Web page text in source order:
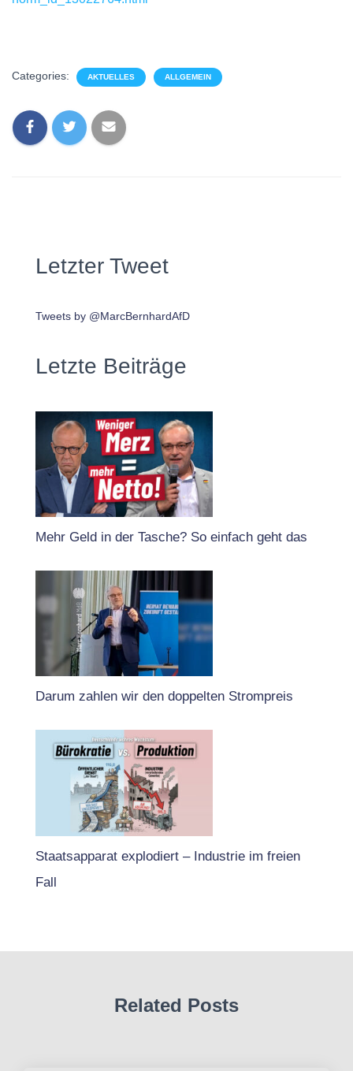
Categories: AKTUELLES ALLGEMEIN
Letzter Tweet
Tweets by @MarcBernhardAfD
Letzte Beiträge
Mehr Geld in der Tasche? So einfach geht das
Darum zahlen wir den doppelten Strompreis
Staatsapparat explodiert – Industrie im freien
Fall
Related Posts